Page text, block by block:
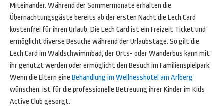
Miteinander. Während der Sommermonate erhalten die
Übernachtungsgäste bereits ab der ersten Nacht die Lech Card
kostenfrei für ihren Urlaub. Die Lech Card ist ein Freizeit Ticket und
ermöglicht diverse Besuche während der Urlaubstage. So gilt die
Lech Card im Waldschwimmbad, der Orts- oder Wanderbus kann mit
ihr genutzt werden oder ermöglicht den Besuch im Familienspielpark.
Wenn die Eltern eine Behandlung im Wellnesshotel am Arlberg
wünschen, ist für die professionelle Betreuung ihrer Kinder im Kids
Active Club gesorgt.